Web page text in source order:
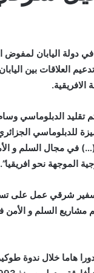
اليابان لمفوض
العلاقات بين
الافريقية.
تم تقليد
للدبلوماسي
مجال السلم و
الموجهة نحو افريقيا”.
شرقي عمل على
مشاريع السلم و
هاما خلال ندوة